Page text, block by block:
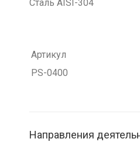
Сталь AISI-304
Артикул
PS-0400
Направления